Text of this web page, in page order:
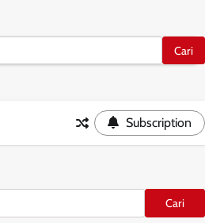
Subscription
Cari